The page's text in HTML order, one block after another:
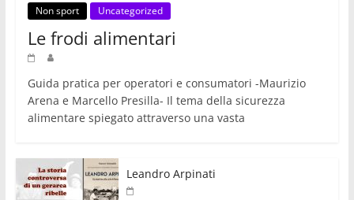
Non sport Uncategorized
Le frodi alimentari
Guida pratica per operatori e consumatori -Maurizio
Arena e Marcello Presilla- Il tema della sicurezza
alimentare spiegato attraverso una vasta
Leandro Arpinati